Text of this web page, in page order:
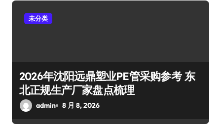
未分类
2026年沈阳远鼎塑业PE管采购参考 东
北正规生产厂家盘点梳理
admin 8 月 8, 2026